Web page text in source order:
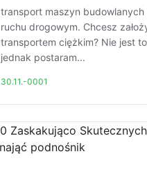
transport maszyn budowlanych
ruchu drogowym. Chcesz
transportem ciężkim? Nie jest
jednak postaram...
30.11.-0001